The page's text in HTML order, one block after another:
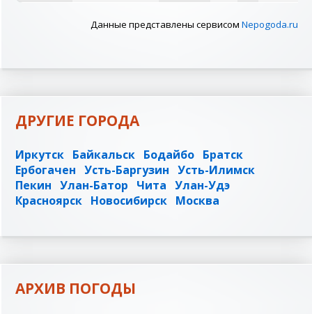
Данные представлены сервисом Nepogoda.ru
ДРУГИЕ ГОРОДА
Иркутск Байкальск Бодайбо Братск
Ербогачен Усть-Баргузин Усть-Илимск
Пекин Улан-Батор Чита Улан-Удэ
Красноярск Новосибирск Москва
АРХИВ ПОГОДЫ